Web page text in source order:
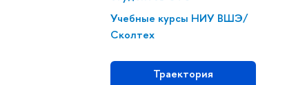
Учебные курсы НИУ ВШЭ/
Сколтех
Траектория